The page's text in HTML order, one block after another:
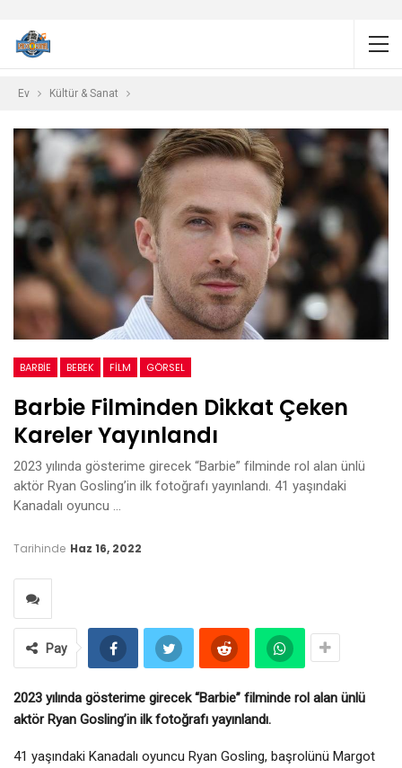
Ev Kültür & Sanat
BARBIE BEBEK FILM GÖRSEL
Barbie Filminden Dikkat Çeken
Kareler Yayınlandı
2023 yılında gösterime girecek “Barbie” filminde rol alan ünlü
aktör Ryan Gosling’in ilk fotoğrafı yayınlandı. 41 yaşındaki
Kanadalı oyuncu …
Tarihinde Haz 16, 2022
Pay
2023 yılında gösterime girecek “Barbie” filminde rol alan ünlü
aktör Ryan Gosling’in ilk fotoğrafı yayınlandı.
41 yaşındaki Kanadalı oyuncu Ryan Gosling, başrolünü Margot